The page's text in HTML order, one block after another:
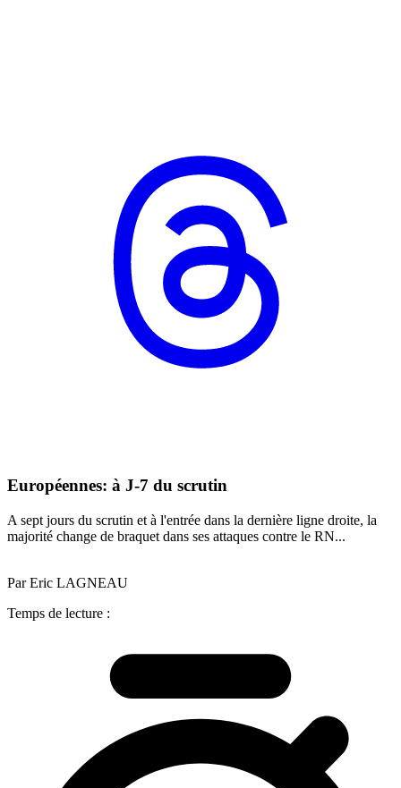
Européennes: à J-7 du scrutin
A sept jours du scrutin et à l'entrée dans la dernière ligne droite, la
majorité change de braquet dans ses attaques contre le RN...
Par Eric LAGNEAU
Temps de lecture :